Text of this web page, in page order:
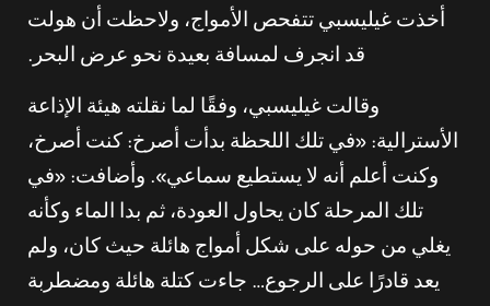
أخذت غيليسبي تتفحص الأمواج، ولاحظت أن هولت
قد انجرف لمسافة بعيدة نحو عرض البحر.
وقالت غيليسبي، وفقًا لما نقلته هيئة الإذاعة
الأسترالية: «في تلك اللحظة بدأت أصرخ: كنت أصرخ،
وكنت أعلم أنه لا يستطيع سماعي». وأضافت: «في
تلك المرحلة كان يحاول العودة، ثم بدا الماء وكأنه
يغلي من حوله على شكل أمواج هائلة حيث كان، ولم
يعد قادرًا على الرجوع… جاءت كتلة هائلة ومضطربة